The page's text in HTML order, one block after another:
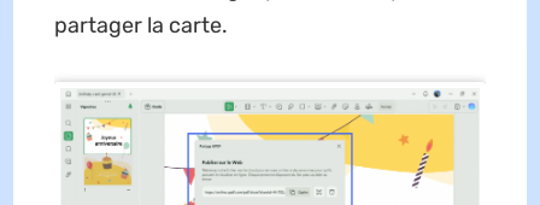
partager la carte.